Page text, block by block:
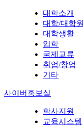
대학소개
대학/대학원
대학생활
입학
국제교류
취업/창업
기타
사이버홍보실
학사지원
교육시스템